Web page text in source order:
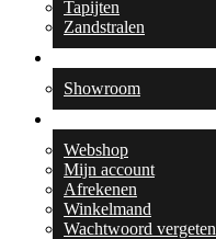
Tapijten
Zandstralen
Showroom
Webshop
Mijn account
Afrekenen
Winkelmand
Wachtwoord vergeten